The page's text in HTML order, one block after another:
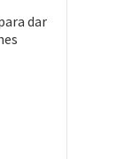
dar